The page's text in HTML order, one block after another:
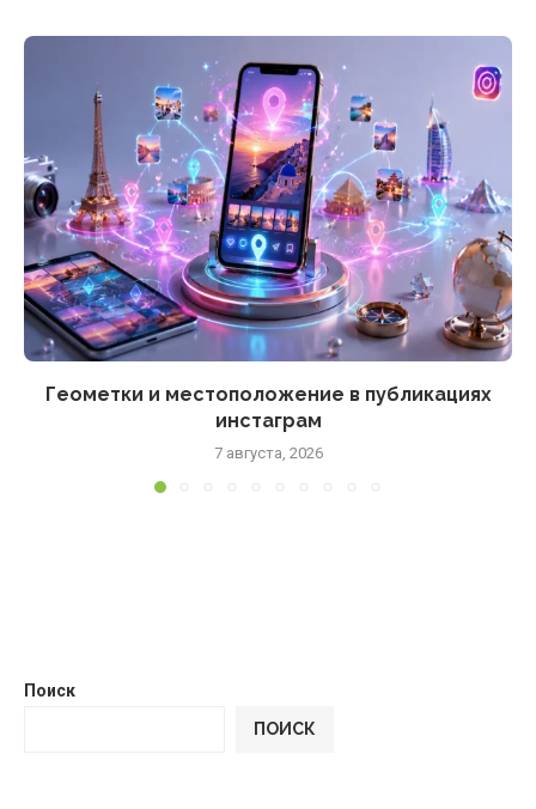
Геометки и местоположение в публикациях
инстаграм
7 августа, 2026
Поиск
ПОИСК